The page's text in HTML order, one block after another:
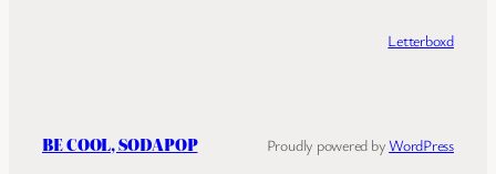
Letterboxd
BE COOL, SODAPOP Proudly powered byWordPress